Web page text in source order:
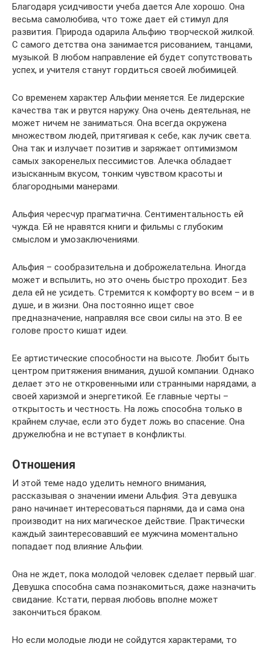
Благодаря усидчивости учеба дается Але хорошо. Она
весьма самолюбива, что тоже дает ей стимул для
развития. Природа одарила Альфию творческой жилкой.
С самого детства она занимается рисованием, танцами,
музыкой. В любом направление ей будет сопутствовать
успех, и учителя станут гордиться своей любимицей.
Со временем характер Альфии меняется. Ее лидерские
качества так и рвутся наружу. Она очень деятельная, не
может ничем не заниматься. Она всегда окружена
множеством людей, притягивая к себе, как лучик света.
Она так и излучает позитив и заряжает оптимизмом
самых закоренелых пессимистов. Алечка обладает
изысканным вкусом, тонким чувством красоты и
благородными манерами.
Альфия чересчур прагматична. Сентиментальность ей
чужда. Ей не нравятся книги и фильмы с глубоким
смыслом и умозаключениями.
Альфия – сообразительна и доброжелательна. Иногда
может и вспылить, но это очень быстро проходит. Без
дела ей не усидеть. Стремится к комфорту во всем – и в
душе, и в жизни. Она постоянно ищет свое
предназначение, направляя все свои силы на это. В ее
голове просто кишат идеи.
Ее артистические способности на высоте. Любит быть
центром притяжения внимания, душой компании. Однако
делает это не откровенными или странными нарядами, а
своей харизмой и энергетикой. Ее главные черты –
открытость и честность. На ложь способна только в
крайнем случае, если это будет ложь во спасение. Она
дружелюбна и не вступает в конфликты.
Отношения
И этой теме надо уделить немного внимания,
рассказывая о значении имени Альфия. Эта девушка
рано начинает интересоваться парнями, да и сама она
производит на них магическое действие. Практически
каждый заинтересовавший ее мужчина моментально
попадает под влияние Альфии.
Она не ждет, пока молодой человек сделает первый шаг.
Девушка способна сама познакомиться, даже назначить
свидание. Кстати, первая любовь вполне может
закончиться браком.
Но если молодые люди не сойдутся характерами, то